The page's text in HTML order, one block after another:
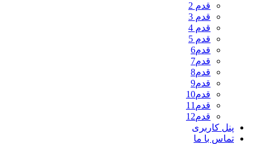
قدم 2
قدم 3
قدم 4
قدم 5
قدم6
قدم7
قدم8
قدم9
قدم10
قدم11
قدم12
پنل کاربری
تماس با ما